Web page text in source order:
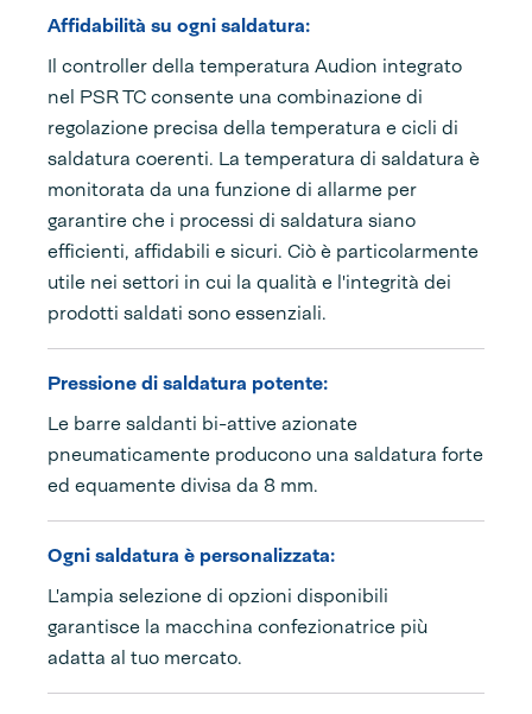
Affidabilità su ogni saldatura:
Il controller della temperatura Audion integrato
nel PSR TC consente una combinazione di
regolazione precisa della temperatura e cicli di
saldatura coerenti. La temperatura di saldatura è
monitorata da una funzione di allarme per
garantire che i processi di saldatura siano
efficienti, affidabili e sicuri. Ciò è particolarmente
utile nei settori in cui la qualità e l'integrità dei
prodotti saldati sono essenziali.
Pressione di saldatura potente:
Le barre saldanti bi-attive azionate
pneumaticamente producono una saldatura forte
ed equamente divisa da 8 mm.
Ogni saldatura è personalizzata:
L'ampia selezione di opzioni disponibili
garantisce la macchina confezionatrice più
adatta al tuo mercato.